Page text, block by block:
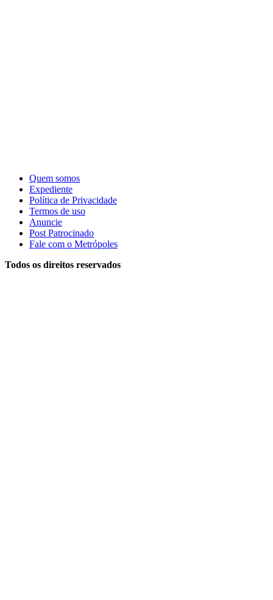
Quem somos
Expediente
Política de Privacidade
Termos de uso
Anuncie
Post Patrocinado
Fale com o Metrópoles
Todos os direitos reservados